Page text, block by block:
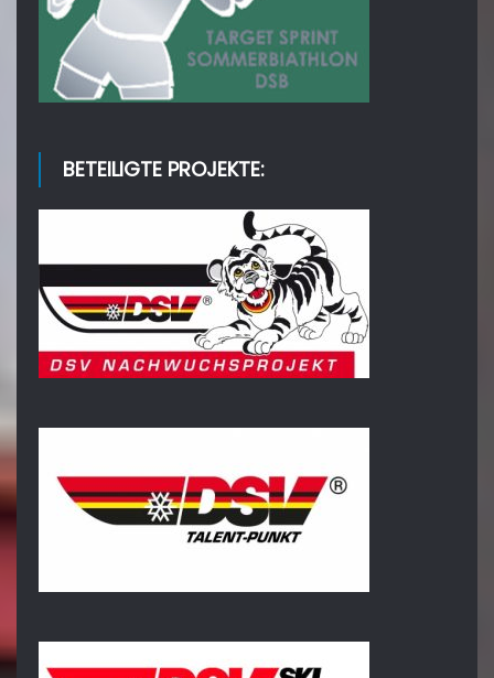
BETEILIGTE PROJEKTE: